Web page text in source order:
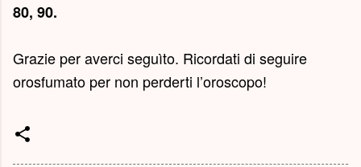
80, 90.
Grazie per averci seguìto. Ricordati di seguire
orosfumato per non perderti l’oroscopo!